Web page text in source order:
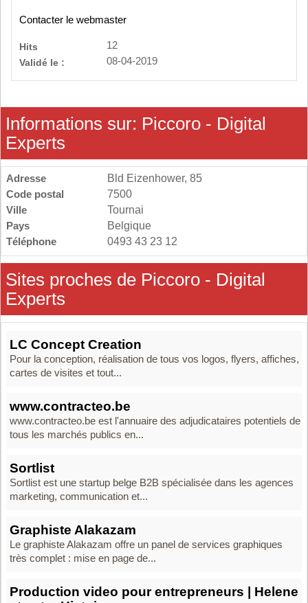
Contacter le webmaster
Hits
12
Validé le :
08-04-2019
Informations sur: Piccoro - Digital
Experts
Adresse
Bld Eizenhower, 85
Code postal
7500
Ville
Tournai
Pays
Belgique
Téléphone
0493 43 23 12
Sites proches de Piccoro - Digital
Experts
LC Concept Creation
Pour la conception, réalisation de tous vos logos, flyers, affiches,
cartes de visites et tout...
www.contracteo.be
www.contracteo.be est l'annuaire des adjudicataires potentiels de
tous les marchés publics en...
Sortlist
Sortlist est une startup belge B2B spécialisée dans les agences
marketing, communication et...
Graphiste Alakazam
Le graphiste Alakazam offre un panel de services graphiques
très complet : mise en page de...
Production video pour entrepreneurs | Helene